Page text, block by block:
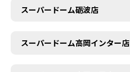
スーパードーム砺波店
スーパードーム高岡インター店